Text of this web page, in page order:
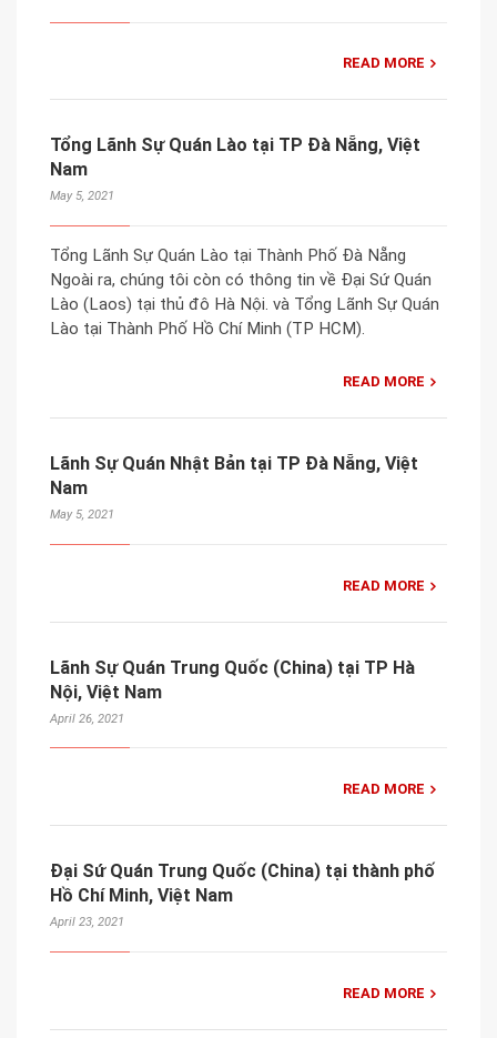
READ MORE
Tổng Lãnh Sự Quán Lào tại TP Đà Nẵng, Việt
Nam
May 5, 2021
Tổng Lãnh Sự Quán Lào tại Thành Phố Đà Nẵng
Ngoài ra, chúng tôi còn có thông tin về Đại Sứ Quán
Lào (Laos) tại thủ đô Hà Nội. và Tổng Lãnh Sự Quán
Lào tại Thành Phố Hồ Chí Minh (TP HCM).
READ MORE
Lãnh Sự Quán Nhật Bản tại TP Đà Nẵng, Việt
Nam
May 5, 2021
READ MORE
Lãnh Sự Quán Trung Quốc (China) tại TP Hà
Nội, Việt Nam
April 26, 2021
READ MORE
Đại Sứ Quán Trung Quốc (China) tại thành phố
Hồ Chí Minh, Việt Nam
April 23, 2021
READ MORE